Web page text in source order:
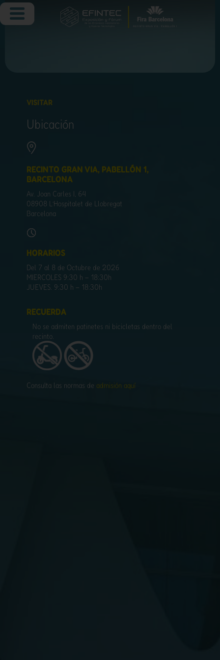
VISITAR
Ubicación
RECINTO GRAN VIA, PABELLÓN 1,
BARCELONA
Av. Joan Carles I, 64
08908 L’Hospitalet de Llobregat
Barcelona
HORARIOS
Del 7 al 8 de Octubre de 2026
MIERCOLES 9:30 h – 18:30h
JUEVES. 9:30 h – 18:30h
RECUERDA
No se admiten patinetes ni bicicletas dentro del
recinto.
Consulta las normas de admisión aquí